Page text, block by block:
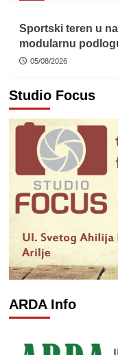
Sportski teren u
modularnu
05/08/2026
Studio Focus
ARDA Info